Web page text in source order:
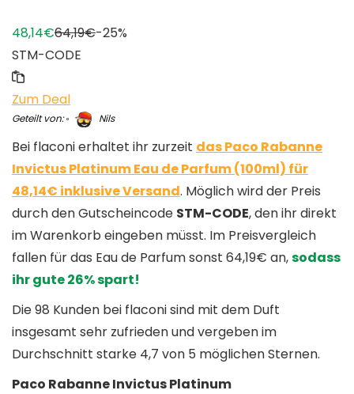
48,14€64,19€-25%
STM-CODE
Zum Deal
Geteilt von: Nils
Bei flaconi erhaltet ihr zurzeit das Paco Rabanne
Invictus Platinum Eau de Parfum (100ml) für
48,14€ inklusive Versand. Möglich wird der Preis
durch den Gutscheincode STM-CODE, den ihr direkt
im Warenkorb eingeben müsst. Im Preisvergleich
fallen für das Eau de Parfum sonst 64,19€ an,sodass
ihr gute 26% spart!
Die 98 Kunden bei flaconi sind mit dem Duft
insgesamt sehr zufrieden und vergeben im
Durchschnitt starke 4,7 von 5 möglichen Sternen.
Paco Rabanne Invictus Platinum